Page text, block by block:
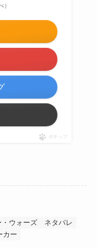
ポチップ
・ウォーズ
ネタバレ
カー